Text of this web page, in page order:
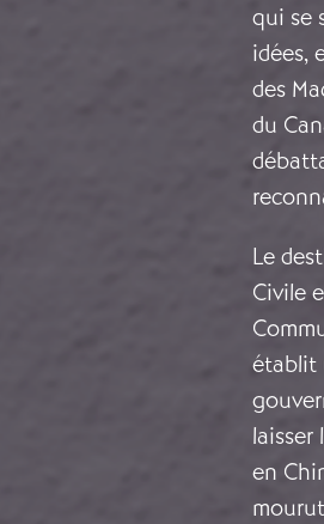
qui se
idées,
des
du
Le
Civile
établit
laisser
en